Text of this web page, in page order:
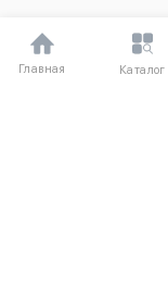
Главная Каталог